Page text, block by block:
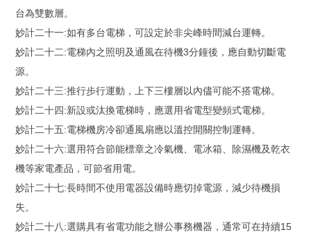
台為雙數層。
妙計二十一:如有多台電梯，可設定於非尖峰時間減台運轉。
妙計二十二:電梯內之照明及通風在待機3分鐘後，應自動切斷電
源。
妙計二十三:推行步行運動，上下三樓層以內儘可能不搭電梯。
妙計二十四:新設或汰換電梯時，應選用省電型變頻式電梯。
妙計二十五:電梯機房冷卻通風扇應以溫控開關控制運轉。
妙計二十六:選用符合節能標章之冷氣機、電冰箱、除濕機及乾衣
機等家電產品，可節省用電。
妙計二十七:長時間不使用電器設備時應切掉電源，減少待機損
失。
妙計二十八:選購具有省電功能之辦公事務機器，通常可在持續15